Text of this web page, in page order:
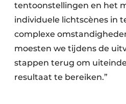
tentoonstellingen en het
individuele lichtscènes in
complexe
moesten we tijdens de
stappen terug om
resultaat te bereiken.”